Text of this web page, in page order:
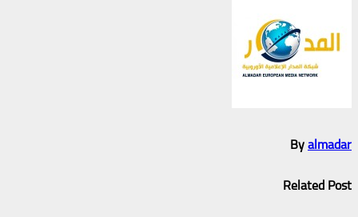
Byalmadar
Related Post